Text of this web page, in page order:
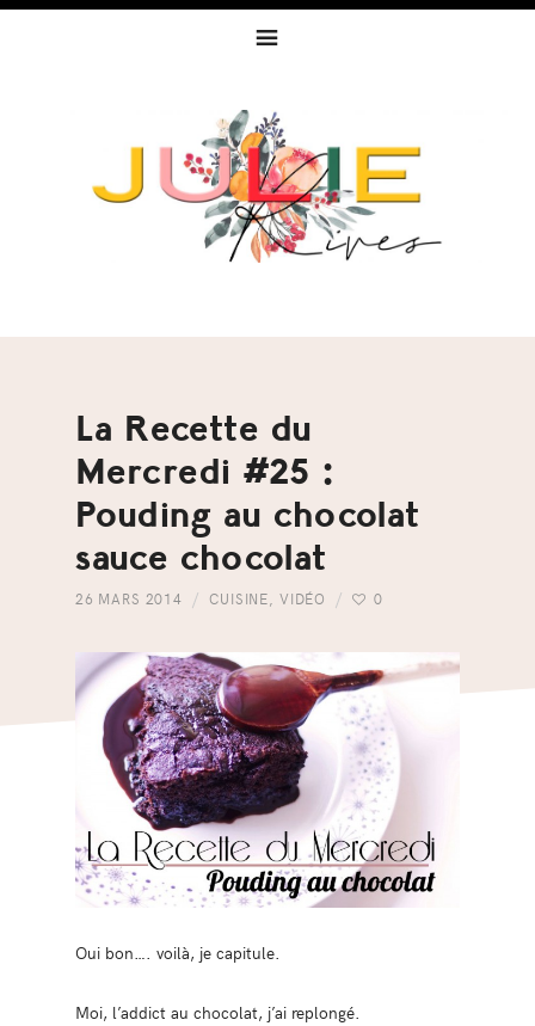
La Recette du
Mercredi #25 :
Pouding au chocolat
sauce chocolat
26 MARS 2014 CUISINE VIDÉO 0
Oui bon…. voilà, je capitule.
Moi, l’addict au chocolat, j’ai replongé.